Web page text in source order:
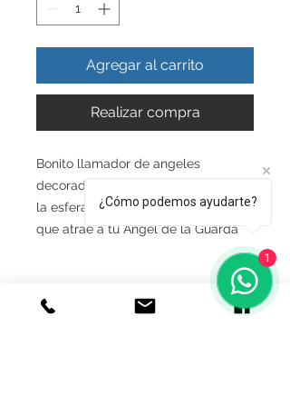
Agregar al carrito
Realizar compra
Bonito llamador de angeles
decorado espiral chico
la esfera emite un sonido Armonico
que atrae a tu Angel de la Guarda
INFO DEL PRODUCTO
¿Cómo podemos ayudarte?
1